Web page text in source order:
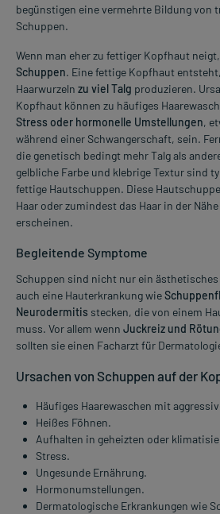
begünstigen eine vermehrte Bildung von
Schuppen.
Wenn man eher zu fettiger Kopfhaut
Schuppen. Eine fettige Kopfhaut
Haarwurzeln zu viel Talg produzieren.
Kopfhaut können zu häufiges
Stress oder hormonelle Umstellungen,
während einer Schwangerschaft, sein.
die genetisch bedingt mehr Talg als
gelbliche Farbe und klebrige Textur sind
fettige Hautschuppen. Diese
Haar oder zumindest das Haar in der
erscheinen.
Begleitende Symptome
Schuppen sind nicht nur ein
auch eine Hauterkrankung wie
Neurodermitis stecken, die von einem
muss. Vor allem wenn Juckreiz und
sollten sie einen Facharzt für
Ursachen von Schuppen auf der
Häufiges Haarewaschen mit
Heißes Föhnen.
Aufhalten in geheizten oder
Stress.
Ungesunde Ernährung.
Hormonumstellungen.
Dermatologische Erkrankungen wie